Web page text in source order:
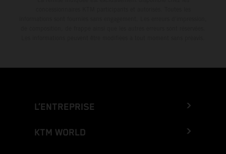
L’ENTREPRISE
KTM WORLD